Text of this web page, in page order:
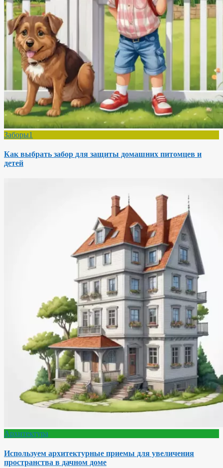
Заборы1
Как выбрать забор для защиты домашних питомцев и
детей
Архитектура
Используем архитектурные приемы для увеличения
пространства в дачном доме